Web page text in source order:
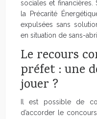
sociales et financières.
la Précarité
expulsées sans
en situation de sans-
Le recours
préfet : une
jouer ?
Il est possible de
d’accorder le